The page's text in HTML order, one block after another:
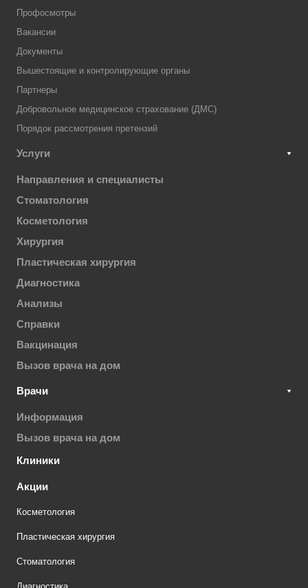
Профосмотры
Вакансии
Документы
Вышестоящие и контролирующие органы
Партнеры
Добровольное медицинское страхование (ДМС)
Порядок рассмотрения претензий
Услуги
Направления и специалисты
Стоматология
Косметология
Хирургия
Пластическая хирургия
Диагностика
Анализы
Справки
Вакцинация
Вызов врача на дом
Врачи
Информация
Вызов врача на дом
Клиники
Акции
Косметология
Пластическая хирургия
Стоматология